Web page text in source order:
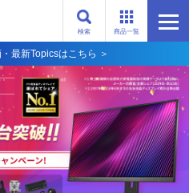
商品一覧
検索
最新Topicsはこちら ＞